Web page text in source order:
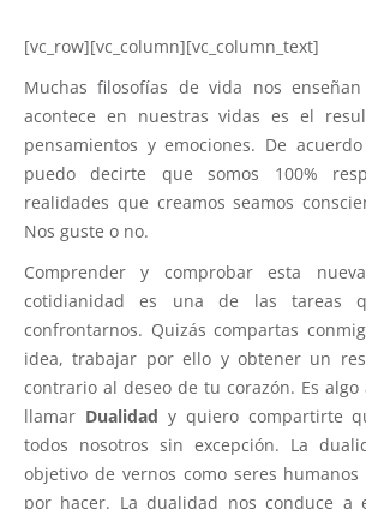
[vc_row][vc_column][vc_column_text]
Muchas filosofías de vida nos
acontece en nuestras vidas es el
pensamientos y emociones. De
puedo decirte que somos 100%
realidades que creamos seamos
Nos guste o no.
Comprender y comprobar esta
cotidianidad es una de las tareas
confrontarnos. Quizás compartas
idea, trabajar por ello y obtener un
contrario al deseo de tu corazón. Es
llamar Dualidad y quiero compartirte
todos nosotros sin excepción. La
objetivo de vernos como seres
por hacer. La dualidad nos conduce a